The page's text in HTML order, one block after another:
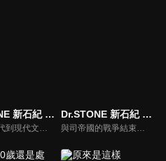
Dr.STONE 新石紀 第二季 Dr.STONE 新石紀 龍水